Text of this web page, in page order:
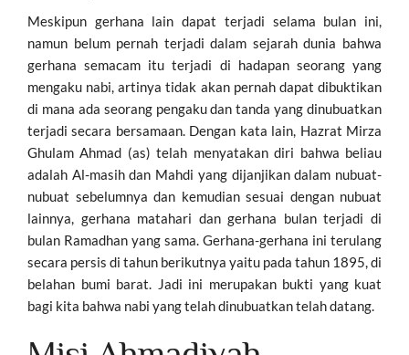
Meskipun gerhana lain dapat terjadi selama bulan ini,
namun belum pernah terjadi dalam sejarah dunia bahwa
gerhana semacam itu terjadi di hadapan seorang yang
mengaku nabi, artinya tidak akan pernah dapat dibuktikan
di mana ada seorang pengaku dan tanda yang dinubuatkan
terjadi secara bersamaan. Dengan kata lain, Hazrat Mirza
Ghulam Ahmad (as) telah menyatakan diri bahwa beliau
adalah Al-masih dan Mahdi yang dijanjikan dalam nubuat-
nubuat sebelumnya dan kemudian sesuai dengan nubuat
lainnya, gerhana matahari dan gerhana bulan terjadi di
bulan Ramadhan yang sama. Gerhana-gerhana ini terulang
secara persis di tahun berikutnya yaitu pada tahun 1895, di
belahan bumi barat. Jadi ini merupakan bukti yang kuat
bagi kita bahwa nabi yang telah dinubuatkan telah datang.